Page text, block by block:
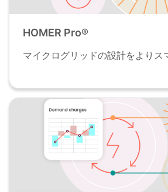
HOMER Pro®
マイクログリッドの設計をよりス